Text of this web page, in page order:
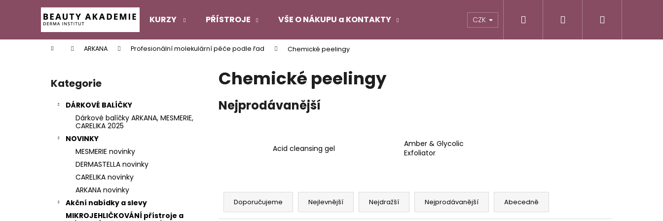
KURZY PŘÍSTROJE VŠE O NÁKUPU a KONTAKTY CZK Přihlášení
Domů ARKANA Profesionální molekulární péče podle řad Chemické peelingy
Přeskočit
kategorie
Kategorie
DÁRKOVÉ BALÍČKY
Dárkové balíčky ARKANA, MESMERIE,
CARELIKA 2025
NOVINKY
MESMERIE novinky
DERMASTELLA novinky
CARELIKA novinky
ARKANA novinky
Akční nabídky a slevy
MIKROJEHLIČKOVÁNÍ přístroje a
Chemické peelingy
Nejprodávanější
Acid cleansing gel
Amber & Glycolic
Exfoliator
Ř
z
Doporučujeme Nejlevnější Nejdražší Nejprodávanější Abecedně
í
Zpět
do
Zpět
do
Co potřebujete najít?
HLEDAT